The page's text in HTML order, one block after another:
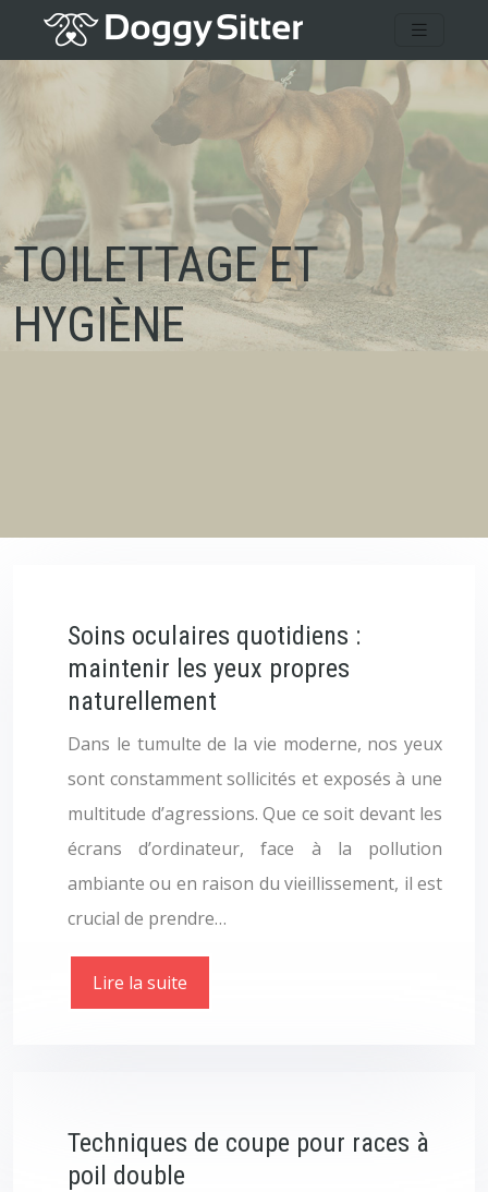
TOILETTAGE ET
HYGIÈNE
Soins oculaires quotidiens :
maintenir les yeux propres
naturellement
Dans le tumulte de la vie moderne, nos yeux
sont constamment sollicités et exposés à une
multitude d’agressions. Que ce soit devant les
écrans d’ordinateur, face à la pollution
ambiante ou en raison du vieillissement, il est
crucial de prendre…
Lire la suite
Techniques de coupe pour races à
poil double